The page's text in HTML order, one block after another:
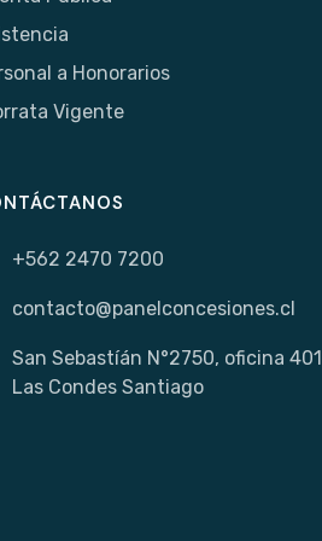
a Honorarios
Vigente
+562 2470 7200
contacto@panelconcesiones.cl
San Sebastíán N°2750, oficina 401
Las Condes Santiago